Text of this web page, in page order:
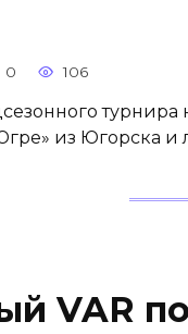
0 106
из Югорска
VAR